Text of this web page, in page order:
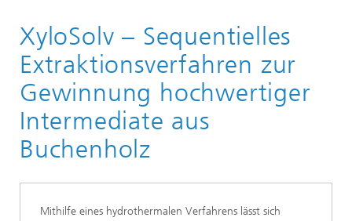
Projekte
XyloSolv – Sequentielles
Extraktionsverfahren zur
Gewinnung hochwertiger
Intermediate aus
Buchenholz
Mithilfe eines hydrothermalen Verfahrens lässt sich